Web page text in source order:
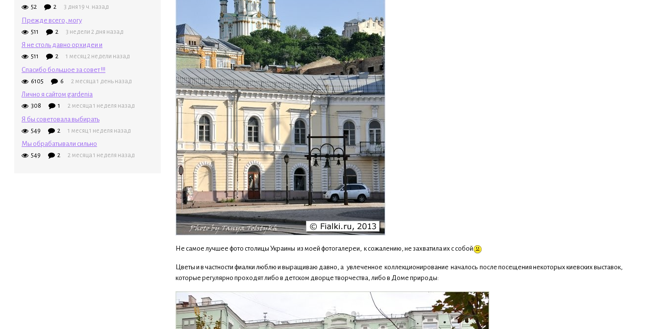
52 2 3 дня 19 ч. назад
Прежде всего, могу
511 2 3 недели 2 дня назад
Я не столь давно орхидеи и
511 2 1 месяц 2 недели назад
Спасибо большое за совет !!!
6105 6 2 месяца 1 день назад
Лично я сайтом gardenia
308 1 2 месяца 1 неделя назад
Я бы советовала выбирать
549 2 1 месяц 1 неделя назад
Мы обрабатывали сильно
549 2 2 месяца 1 неделя назад
Не самое лучшее фото столицы Украины из моей фотогалереи, к сожалению, не захватила их с собой
Цветы и в частности фиалки люблю и выращиваю давно, а увлеченное коллекционирование началось после посещения некоторых киевских выставок,
которые регулярно проходят либо в детском дворце творчества, либо в Доме природы: